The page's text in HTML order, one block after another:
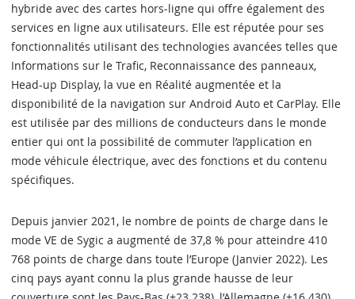
hybride avec des cartes hors-ligne qui offre également des
services en ligne aux utilisateurs. Elle est réputée pour ses
fonctionnalités utilisant des technologies avancées telles que
Informations sur le Trafic, Reconnaissance des panneaux,
Head-up Display, la vue en Réalité augmentée et la
disponibilité de la navigation sur Android Auto et CarPlay. Elle
est utilisée par des millions de conducteurs dans le monde
entier qui ont la possibilité de commuter l’application en
mode véhicule électrique, avec des fonctions et du contenu
spécifiques.
Depuis janvier 2021, le nombre de points de charge dans le
mode VE de Sygic a augmenté de 37,8 % pour atteindre 410
768 points de charge dans toute l’Europe (Janvier 2022). Les
cinq pays ayant connu la plus grande hausse de leur